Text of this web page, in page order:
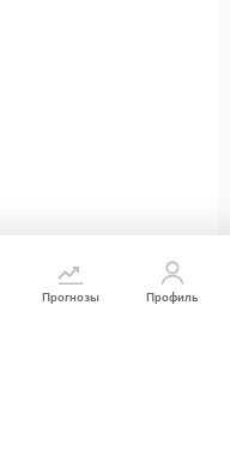
Прогнозы Профиль